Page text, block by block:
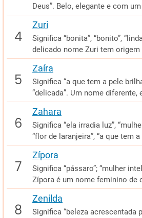
Deus”. Belo, elegante e com
Zuri
Significa “bonita”, “bonito”,
delicado nome Zuri tem origem
Zaíra
Significa “a que tem a pele
“delicada”. Um nome diferente,
Zahara
Significa “ela irradia luz”,
“flor de laranjeira”, “a que tem a
Zípora
Significa “pássaro”; “mulher
Zípora é um nome feminino de
Zenilda
Significa “beleza acrescentada